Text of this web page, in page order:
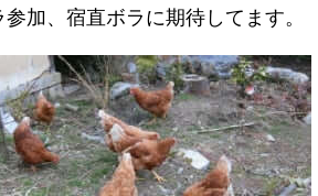
加、宿直ボラに期待してます。